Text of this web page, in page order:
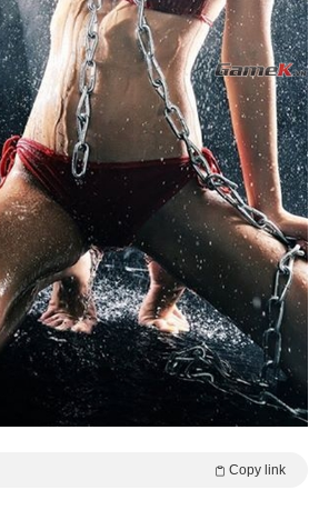
Copy link